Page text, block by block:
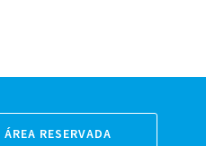
ÁREA RESERVADA